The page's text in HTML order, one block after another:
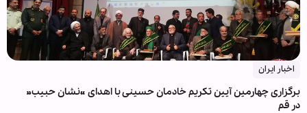
اخبار ایران
برگزاری چهارمین آیین تکریم خادمان حسینی با اهدای «نشان حبیب»
در قم